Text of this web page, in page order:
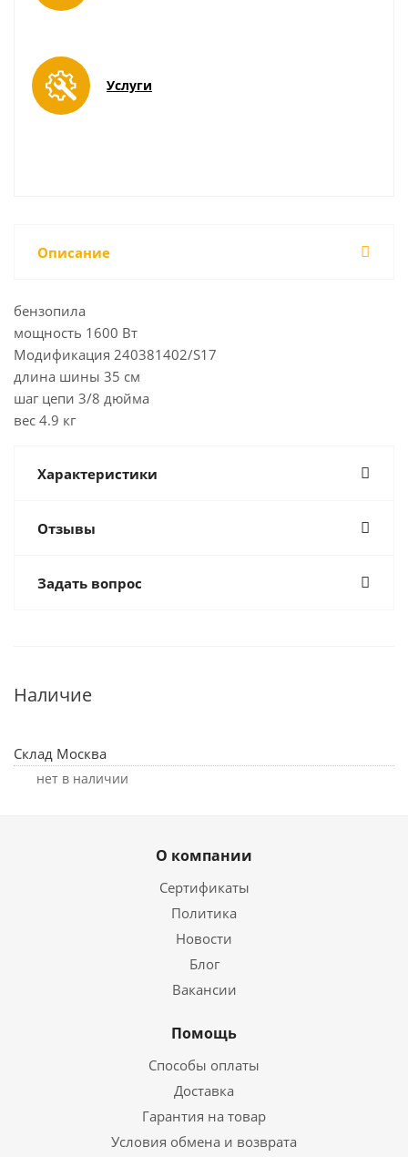
Услуги
Описание
бензопила
мощность 1600 Вт
Модификация 240381402/S17
длина шины 35 см
шаг цепи 3/8 дюйма
вес 4.9 кг
Характеристики
Отзывы
Задать вопрос
Наличие
Склад Москва
Нет в наличии
О компании
Сертификаты
Политика
Новости
Блог
Вакансии
Помощь
Способы оплаты
Доставка
Гарантия на товар
Условия обмена и возврата